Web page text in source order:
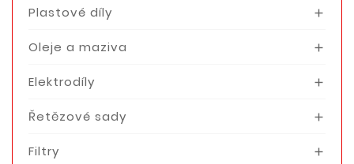
Plastové díly 
Oleje a maziva 
Elektrodíly 
Řetězové sady 
Filtry 